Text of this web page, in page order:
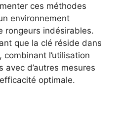
ces méthodes
environnement
rongeurs indésirables.
que la clé réside dans
l’utilisation
avec d’autres mesures
optimale.